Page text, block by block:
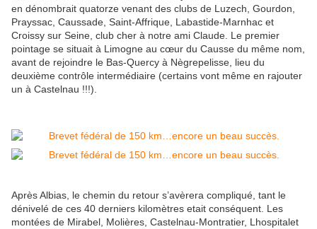
en dénombrait quatorze venant des clubs de Luzech, Gourdon,
Prayssac, Caussade, Saint-Affrique, Labastide-Marnhac et
Croissy sur Seine, club cher à notre ami Claude. Le premier
pointage se situait à Limogne au cœur du Causse du même nom,
avant de rejoindre le Bas-Quercy à Nègrepelisse, lieu du
deuxième contrôle intermédiaire (certains vont même en rajouter
un à Castelnau !!!).
Après Albias, le chemin du retour s’avèrera compliqué, tant le
dénivelé de ces 40 derniers kilomètres etait conséquent. Les
montées de Mirabel, Molières, Castelnau-Montratier, Lhospitalet